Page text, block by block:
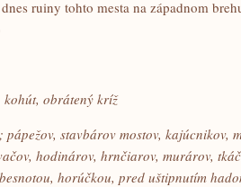
ruiny tohto mesta na západnom
obrátený kríž
pápežov, stavbárov mostov, kajúcnikov,
hodinárov, hrnčiarov, murárov,
horúčkou, pred uštipnutím